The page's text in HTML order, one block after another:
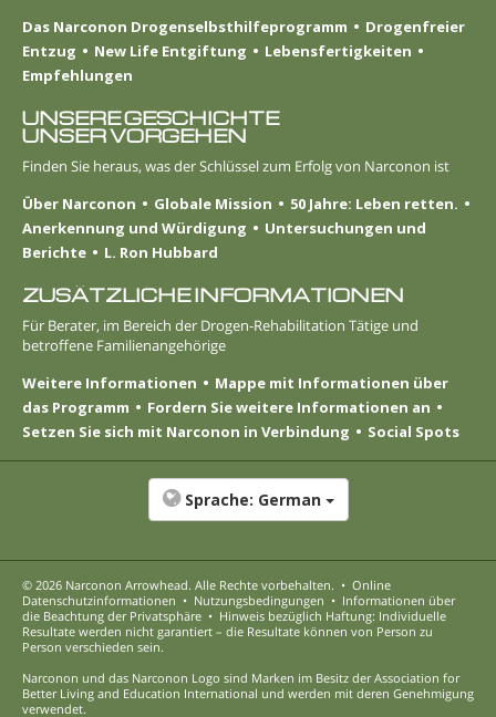
Das Narconon Drogenselbsthilfeprogramm
Drogenfreier
Entzug
New Life Entgiftung
Lebens­fertigkeiten
Empfehlungen
UNSERE GESCHICHTE
UNSER VORGEHEN
Finden Sie heraus, was der Schlüssel zum Erfolg von Narconon ist
Über Narconon
Globale Mission
50 Jahre: Leben retten.
Anerkennung und Würdigung
Untersuchungen und
Berichte
L. Ron Hubbard
ZUSÄTZLICHE INFORMATIONEN
Für Berater, im Bereich der Drogen-Rehabilitation Tätige und
betroffene Familienangehörige
Weitere Informationen
Mappe mit Informationen über
das Programm
Fordern Sie weitere Informationen an
Setzen Sie sich mit Narconon in Verbindung
Social Spots
Sprache: German
© 2026 Narconon Arrowhead. Alle Rechte vorbehalten. • Online
Datenschutzinformationen • Nutzungsbedingungen • Informationen über
die Beachtung der Privatsphäre • Hinweis bezüglich Haftung: Individuelle
Resultate werden nicht garantiert – die Resultate können von Person zu
Person verschieden sein.
Narconon und das Narconon Logo sind Marken im Besitz der Association for
Better Living and Education International und werden mit deren Genehmigung
verwendet.